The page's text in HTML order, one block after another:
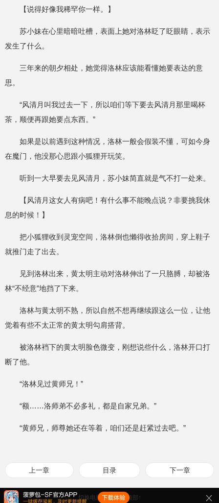
【说得好像我稀罕你一样。】
苏小妹在心里暗暗吐槽，表面上她对洛林眨了眨眼睛，表示
发生了什么。
三年来的朝夕相处，她觉得洛林应该能看懂她要表达的意
思。
“风清月叫我过去一下，所以咱们等下要去风清月那里喝杯
茶，顺便再跟她要点东西。”
如果是以前遇到这种情况，洛林一般会假装不懂，可如今身
在魔门，他没那心思跟小狐狸开玩笑。
听到一大早要去见风清月，苏小妹简直就是气不打一处来。
【风清月这女人有病吧！有什么事不能晚点说？非要挑我休
息的时候！】
把小狐狸收到灵宠空间，洛林倒也懒得收拾房间，穿上鞋子
就推门走了出去。
见到洛林出来，黄太明主动对洛林伸出了一只胳膊，却被洛
林“不经意”地挡了下来。
洛林与黄太明不熟，所以自然不想再继续跟这么一位，让他
觉着有些不太正常的黄太明勾肩搭背。
被洛林裆下的黄太明脸色微变，刚想说些什么，洛林开口打
断了他。
“洛林见过黄师兄！”
“额……洛师弟不必多礼，都是自家兄弟。”
“黄师兄，师尊她还在等着，咱们还是赶紧过去吧。”
上一章 目录 下一章
切换电脑版 返回顶部↑